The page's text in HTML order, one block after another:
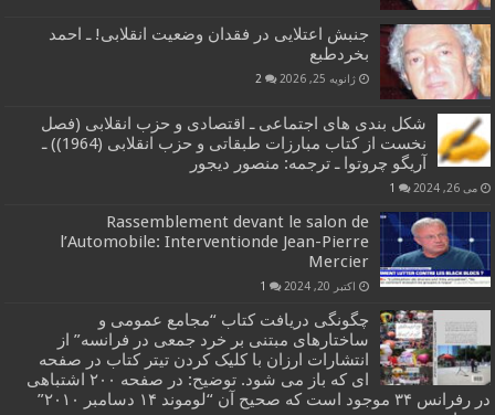
جنبش اعتلایی در فقدان وضعیت انقلابی! ـ احمد
بخردطبع
ژانویه 25, 2026 2
شکل بندی های اجتماعی ـ اقتصادی و حزب انقلابی (فصل
نخست از کتاب مبارزات طبقاتی و حزب انقلابی (1964)) ـ
آریگو چروتوا ـ ترجمه: منصور دیجور
می 26, 2024 1
Rassemblement devant le salon de
l’Automobile: Interventionde Jean-Pierre
Mercier
اکتبر 20, 2024 1
چگونگی دریافت کتاب “مجامع عمومی و
ساختارهای مبتنی بر خرد جمعی در فرانسه” از
انتشارات ارزان با کلیک کردن تیتر کتاب در صفحه
ای که باز می شود. توضیح: در صفحه ۲۰۰ اشتباهی
در رفرانس ۳۴ موجود است که صحیح آن “لوموند ۱۴ دسامبر ۲۰۱۰”